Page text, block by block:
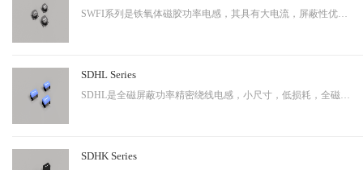
SWFI系列是铁氧体磁胶功率电感，其具有大电流，屏蔽性优异，性价比高等特性，应用广泛。
SDHL Series
SDHL是全磁屏蔽功率精密绕线电感，小尺寸，低损耗，全磁屏蔽等特点，适用于小型化终端产品。
SDHK Series